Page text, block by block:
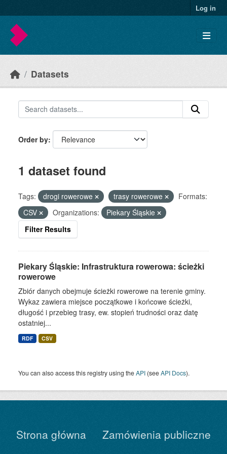
Log in
Datasets
Order by
1 dataset found
Tags: drogi rowerowe trasy rowerowe
Formats:
CSV
Organizations:
Piekary Śląskie
Filter Results
Piekary Śląskie: Infrastruktura rowerowa: ścieżki
rowerowe
Zbiór danych obejmuje ścieżki rowerowe na terenie gminy.
Wykaz zawiera miejsce początkowe i końcowe ścieżki,
długość i przebieg trasy, ew. stopień trudności oraz datę
ostatniej...
RDF CSV
You can also access this registry using theAPI (seeAPI Docs).
Strona główna
Zamówienia publiczne